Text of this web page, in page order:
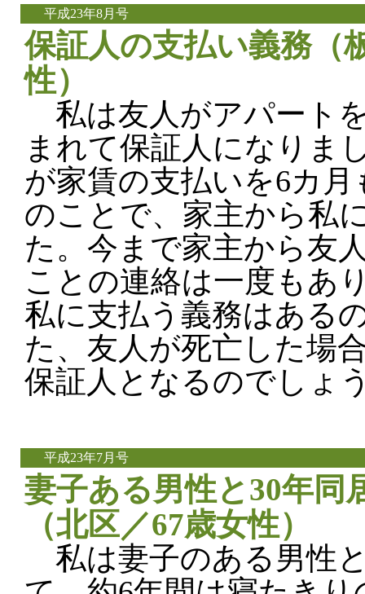
平成23年8月号
保証人の支払い義務（
性）
私は友人がアパート
まれて保証人になりま
が家賃の支払いを6カ
のことで、家主から私
た。今まで家主から友
ことの連絡は一度もあ
私に支払う義務はある
た、友人が死亡した場
保証人となるのでしょ
平成23年7月号
妻子ある男性と30年同
（北区／67歳女性）
私は妻子のある男性